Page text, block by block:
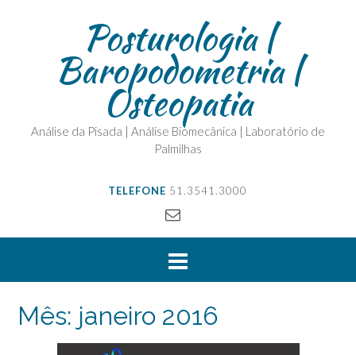
Posturologia |
Baropodometria |
Osteopatia
Análise da Pisada | Análise Biomecânica | Laboratório de
Palmilhas
TELEFONE 51.3541.3000
Mês: janeiro 2016